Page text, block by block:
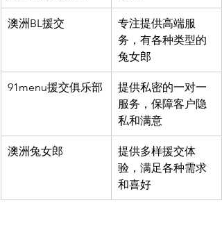
澳洲BL援交
专注提供高端服
务，有各种类型的
兔女郎
91menu援交俱乐部
提供私密的一对一
服务，保障客户隐
私和满意
澳洲兔女郎
提供多样援交体
验，满足各种需求
和喜好